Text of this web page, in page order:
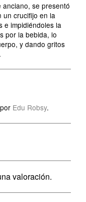
anciano, se presentó
un crucifijo en la
e impidiéndoles la
por la bebida, lo
y dando gritos
Edu Robsy.
valoración.